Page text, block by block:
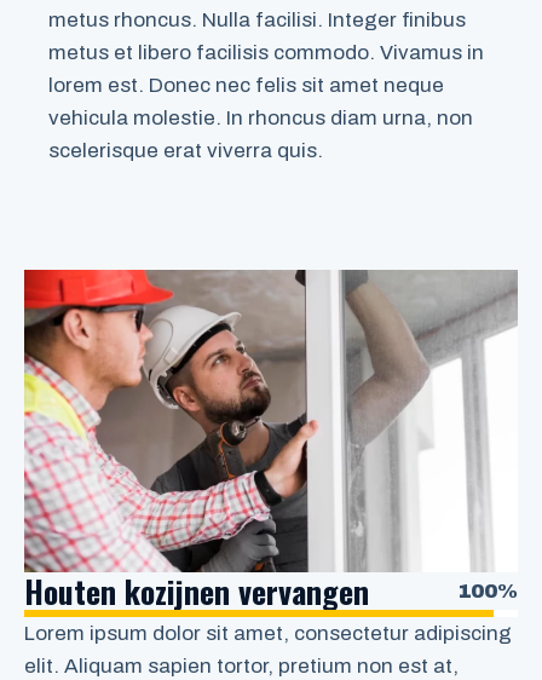
metus rhoncus. Nulla facilisi. Integer finibus
metus et libero facilisis commodo. Vivamus in
lorem est. Donec nec felis sit amet neque
vehicula molestie. In rhoncus diam urna, non
scelerisque erat viverra quis.
Houten kozijnen vervangen
100%
Lorem ipsum dolor sit amet, consectetur adipiscing
elit. Aliquam sapien tortor, pretium non est at,